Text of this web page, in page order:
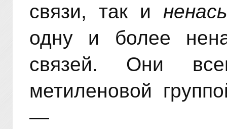
связи, так и
одну и более
связей. Они
метиленовой
—